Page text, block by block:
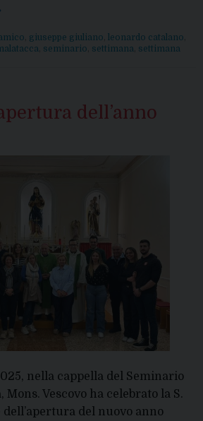
giuseppe giuliano leonardo catalano
seminario settimana settimana
dell’anno
nella cappella del Seminario
Vescovo ha celebrato la S.
dell’apertura del nuovo anno